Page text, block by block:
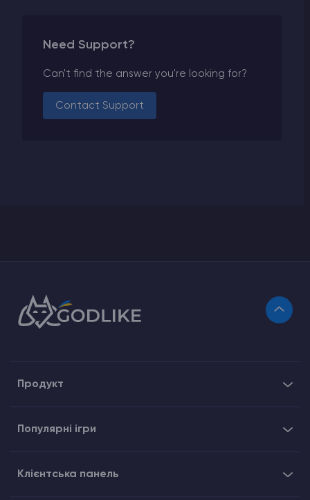
Need Support?
Can't find the answer you're looking for?
Contact Support
Продукт
Популярні ігри
Клієнтська панель